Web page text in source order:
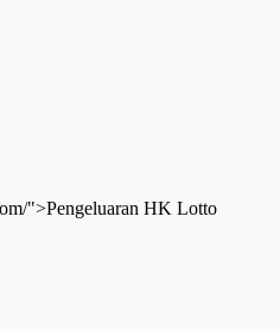
">Pengeluaran HK Lotto